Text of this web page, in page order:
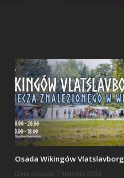
Osada Wikingów Vlatslavborg
Data dodania 7 sierpnia 2026